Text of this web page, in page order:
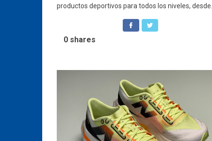
productos deportivos para todos los niveles, desde...
0 shares